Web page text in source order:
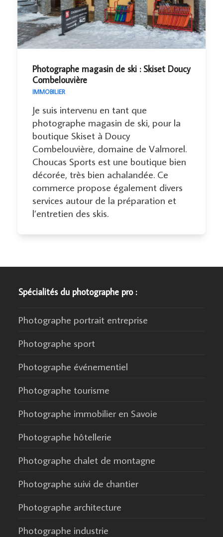
Photographe magasin de ski : Skiset Doucy
Combelouvière
IMMOBILIER
Je suis intervenu en tant que
photographe magasin de ski, pour la
boutique Skiset à Doucy
Combelouvière, domaine de Valmorel.
Choucas Sports est une boutique bien
décorée, très bien achalandée. Ce
commerce propose également divers
services autour de la préparation et
l’entretien des skis.
Spécialités du photographe pro :
Photographe portrait entreprise
Photographe sport
Photographe événementiel
Photographe tourisme
Photographe immobilier en Savoie
Photographe hôtellerie
Photographe chalet de montagne
Photographe suivi de chantier
Photographe architecture
Photographe industrie